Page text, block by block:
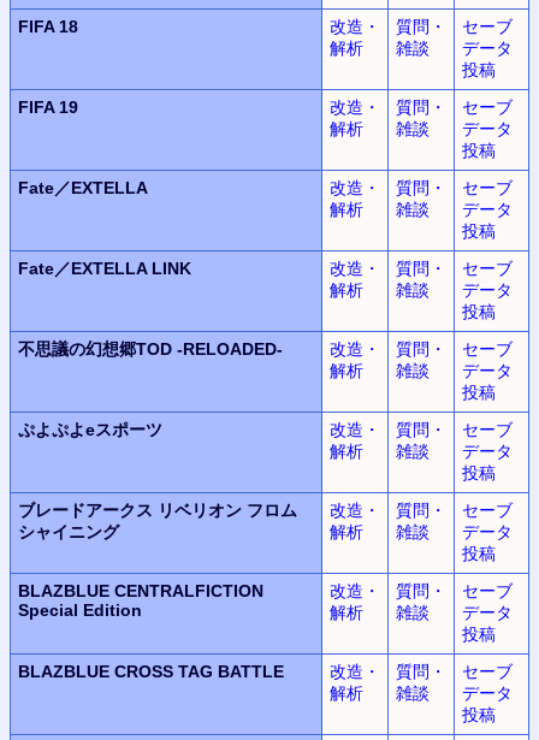
FIFA 18
改造・
解析
質問・
雑談
セーブ
データ
投稿
FIFA 19
改造・
解析
質問・
雑談
セーブ
データ
投稿
Fate／EXTELLA
改造・
解析
質問・
雑談
セーブ
データ
投稿
Fate／EXTELLA LINK
改造・
解析
質問・
雑談
セーブ
データ
投稿
不思議の幻想郷TOD -RELOADED-
改造・
解析
質問・
雑談
セーブ
データ
投稿
ぷよぷよeスポーツ
改造・
解析
質問・
雑談
セーブ
データ
投稿
ブレードアークス リベリオン フロム
シャイニング
改造・
解析
質問・
雑談
セーブ
データ
投稿
BLAZBLUE CENTRALFICTION
Special Edition
改造・
解析
質問・
雑談
セーブ
データ
投稿
BLAZBLUE CROSS TAG BATTLE
改造・
解析
質問・
雑談
セーブ
データ
投稿